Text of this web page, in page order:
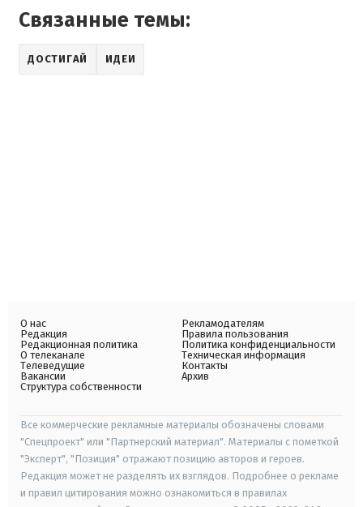
Связанные темы:
ДОСТИГАЙ ИДЕИ
О нас
Редакция
Редакционная политика
О телеканале
Телеведущие
Вакансии
Структура собственности
Рекламодателям
Правила пользования
Политика конфиденциальности
Техническая информация
Контакты
Архив
Все коммерческие рекламные материалы обозначены словами
"Спецпроект" или "Партнерский материал". Материалы с пометкой
"Эксперт", "Позиция" отражают позицию авторов и героев.
Редакция может не разделять их взглядов. Подробнее о рекламе
и правил цитирования можно ознакомиться в правилах